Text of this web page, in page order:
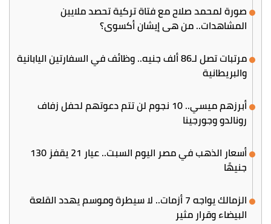
صورة لمحمد صلاح مع فتاة تركية تحصد ملايين
المشاهدات.. من هي إيشان أكسوي؟
مرتبات تصل لـ86 ألف جنيه.. وظائف في السفارتين اليابانية
والبريطانية
أبرزهم ميسي.. 10 نجوم لن تتم دعوتهم لحفل زفاف
رونالدو وجورجينا
أسعار الذهب في مصر اليوم السبت.. عيار 21 يقفز 130
جنيهًا
الزمالك يواجه 7 أزمات.. لا سيطرة وموسم يهدد القلعة
البيضاء وقرار مثير